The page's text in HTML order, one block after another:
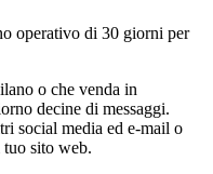
o che venda in
decine di messaggi.
social media ed e-mail o
sito web.